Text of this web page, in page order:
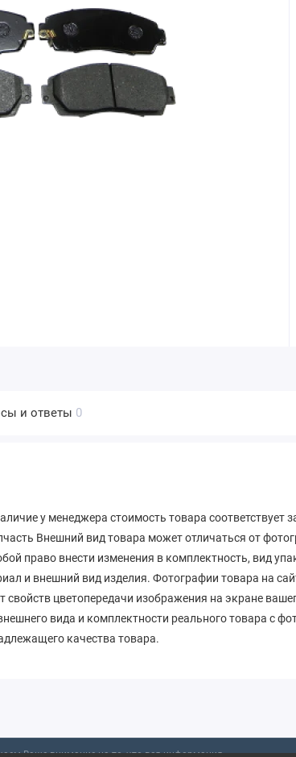
и ответы 0
у менеджера стоимость товара соответствует
Внешний вид товара может отличаться от
право внести изменения в комплектность, вид
и внешний вид изделия. Фотографии товара на
цветопередачи изображения на экране
вида и комплектности реального товара с
качества товара.